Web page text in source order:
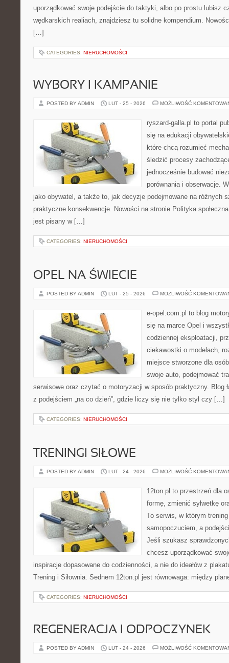
uporządkować swoje podejście do taktyki, albo po prostu lubisz
wędkarskich realiach, znajdziesz tu solidne kompendium.
[…]
CATEGORIES: NIERUCHOMOŚCI
WYBORY I KAMPANIE
POSTED BY ADMIN LUT - 25 - 2026 MOŻLIWOŚĆ
ryszard-galla.pl to portal
się na edukacji
które chcą rozumieć
śledzić procesy
jednocześnie budować
porównania i obserwacje.
jako obywatel, a także to, jak decyzje podejmowane na różnych
praktyczne konsekwencje. Nowości na stronie Polityka
jest pisany w […]
CATEGORIES: NIERUCHOMOŚCI
OPEL NA ŚWIECIE
POSTED BY ADMIN LUT - 25 - 2026 MOŻLIWOŚĆ
e-opel.com.pl to blog
się na marce Opel i
codziennej eksploatacji,
ciekawostki o modelach,
miejsce stworzone dla
swoje auto, podejmować
serwisowe oraz czytać o motoryzacji w sposób praktyczny. Blog
z podejściem „na co dzień”, gdzie liczy się nie tylko styl czy […]
CATEGORIES: NIERUCHOMOŚCI
TRENINGI SIŁOWE
POSTED BY ADMIN LUT - 24 - 2026 MOŻLIWOŚĆ
12ton.pl to przestrzeń dla
formę, zmienić sylwetkę
To serwis, w którym
samopoczuciem, a
Jeśli szukasz
chcesz uporządkować
inspiracje dopasowane do codzienności, a nie do ideałów z
Trening i Siłownia. Sednem 12ton.pl jest równowaga: między
CATEGORIES: NIERUCHOMOŚCI
REGENERACJA I ODPOCZYNEK
POSTED BY ADMIN LUT - 24 - 2026 MOŻLIWOŚĆ